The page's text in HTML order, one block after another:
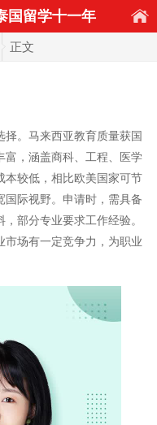
国留学十一年
正文
。马来西亚教育质量获国
富，涵盖商科、工程、医学
本较低，相比欧美国家可节
国际视野。申请时，需具备
部分专业要求工作经验。
市场有一定竞争力，为职业